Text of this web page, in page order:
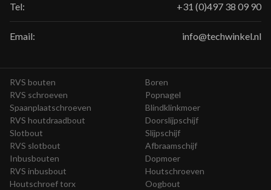
Tel: +31 (0)497 38 09 90
Email: info@techwinkel.nl
RVS bouten
RVS schroeven
Spaanplaatschroeven
RVS houtdraadbout
Slotbout
RVS slotbout
Inbusbouten
RVS inbusbout
Houtschroef torx
Boren
Popnagel
Blindklinkmoer
Doorslijpschijf
Slijpschijf
Afbraamschijf
Dopmoer
Houtschroeven
Oogbout